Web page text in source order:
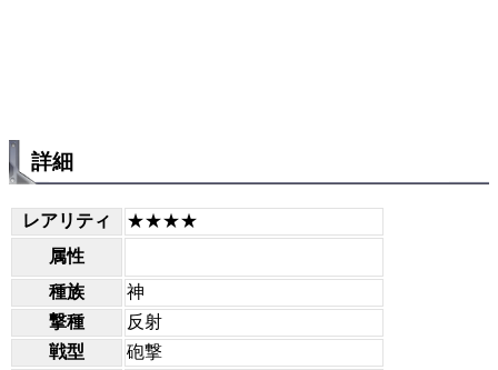
詳細
レアリティ
★★★★
属性
種族
神
撃種
反射
戦型
砲撃